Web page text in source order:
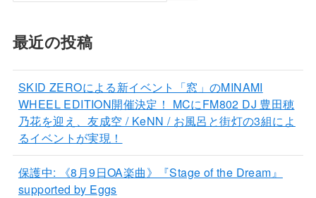
最近の投稿
SKID ZEROによる新イベント「窓」のMINAMI
WHEEL EDITION開催決定！ MCにFM802 DJ 豊田穂
乃花を迎え、友成空 / KeNN / お風呂と街灯の3組によ
るイベントが実現！
保護中: 《8月9日OA楽曲》『Stage of the Dream』
supported by Eggs